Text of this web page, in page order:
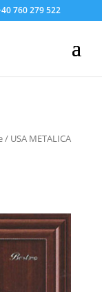
760 279 522
/ USA METALICA